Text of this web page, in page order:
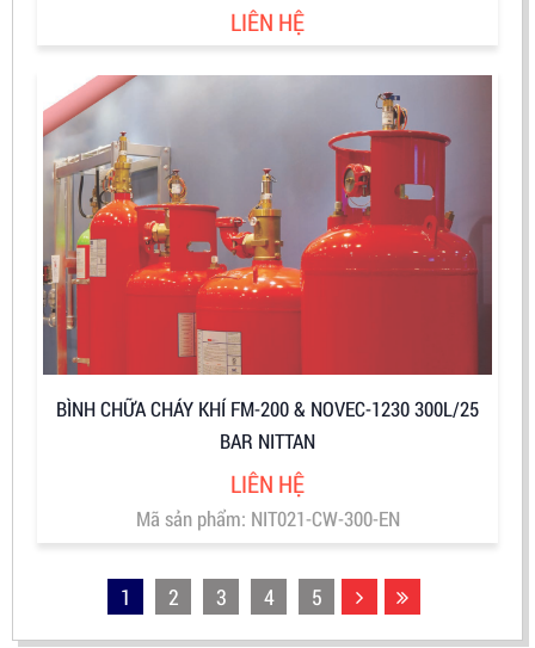
LIÊN HỆ
BÌNH CHỮA CHÁY KHÍ FM-200 & NOVEC-1230 300L/25
BAR NITTAN
LIÊN HỆ
Mã sản phẩm: NIT021-CW-300-EN
1 2 3 4 5